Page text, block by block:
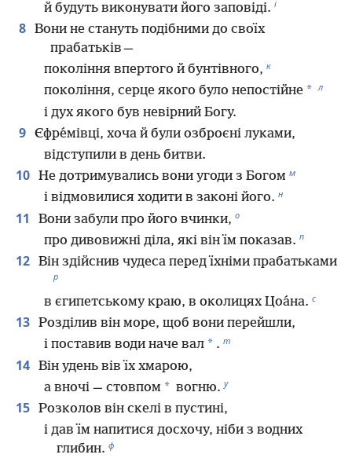
й будуть виконувати його заповіді. і
8 Вони не стануть подібними до своїх
прабатьків —
покоління впертого й бунтівного, к
покоління, серце якого було непостійне * л
і дух якого був невірний Богу.
9 Єфре́мівці, хоча й були озброєні луками,
відступили в день битви.
10 Не дотримувались вони угоди з Богом м
і відмовилися ходити в законі його. н
11 Вони забули про його вчинки, о
про дивовижні діла, які він їм показав. п
12 Він здійснив чудеса перед їхніми прабатьками
р
в єгипетському краю, в околицях Цоа́на. с
13 Розділив він море, щоб вони перейшли,
і поставив води наче вал * . т
14 Він удень вів їх хмарою,
а вночі — стовпом * вогню. у
15 Розколов він скелі в пустині,
і дав їм напитися досхочу, ніби з водних
глибин. ф